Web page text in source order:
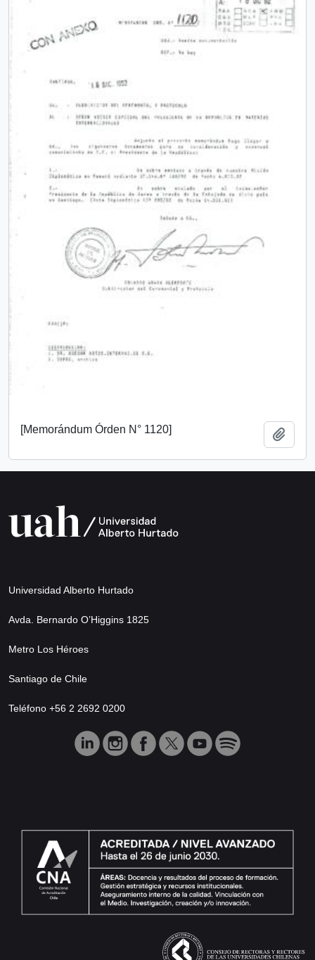
[Memorándum Órden N° 1120]
Universidad Alberto Hurtado
Avda. Bernardo O’Higgins 1825
Metro Los Héroes
Santiago de Chile
Teléfono +56 2 2692 0200